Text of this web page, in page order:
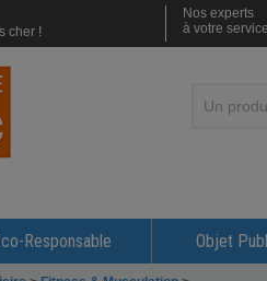
cher !
Nos experts
à votre
Responsable Objet